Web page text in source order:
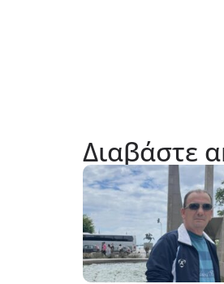
Διαβάστε